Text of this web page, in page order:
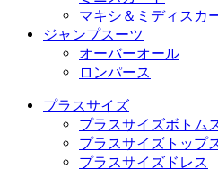
マキシ＆ミディスカ
ジャンプスーツ
オーバーオール
ロンパース
プラスサイズ
プラスサイズボトム
プラスサイズトップ
プラスサイズドレス